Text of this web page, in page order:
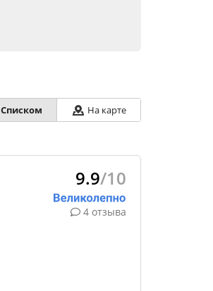
Списком На карте
9.9/10
4 отзыва